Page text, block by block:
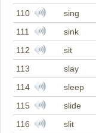
110
sing
111
sink
112
sit
113
slay
114
sleep
115
slide
116
slit